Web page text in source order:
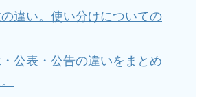
違い。使い分けについての
公表・公告の違いをまとめ